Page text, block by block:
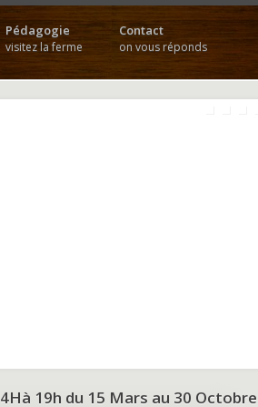
Pédagogie
visitez la ferme
Contact
on vous réponds
19h du 15 Mars au 30 Octobre